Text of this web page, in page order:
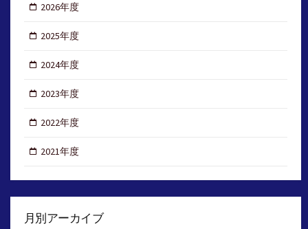
2026年度
2025年度
2024年度
2023年度
2022年度
2021年度
月別アーカイブ